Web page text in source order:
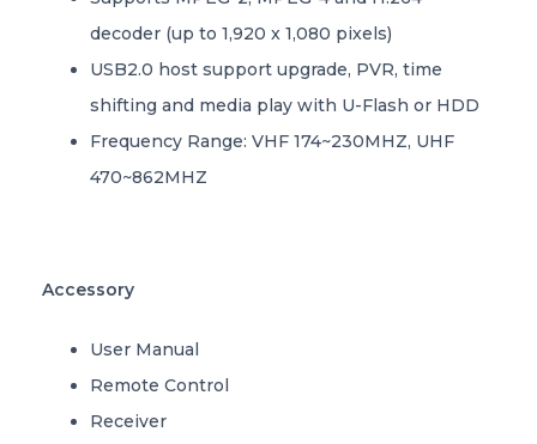
decoder (up to 1,920 x 1,080 pixels)
USB2.0 host support upgrade, PVR, time
shifting and media play with U-Flash or HDD
Frequency Range: VHF 174~230MHZ, UHF
470~862MHZ
Accessory
User Manual
Remote Control
Receiver